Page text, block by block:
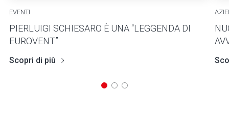
EVENTI
PIERLUIGI SCHIESARO È UNA “LEGGENDA DI
EUROVENT”
Scopri di più